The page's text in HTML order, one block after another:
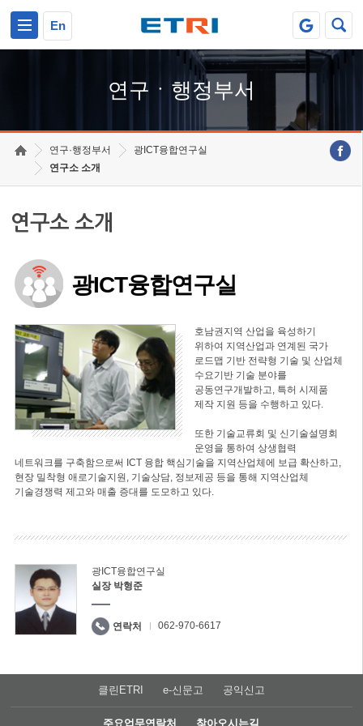
En
연구ㆍ행정부서
연구·행정부서
광ICT융합연구실
연구소 소개
연구소 소개
광ICT융합연구실
호남권지역 산업을 육성하기
위하여 지역산업과 연계된 국가
로드맵 기반 전략형 기술 및 산업체
수요기반 기술 분야를
공동연구개발하고, 특허 시제품
제작 지원 등을 수행하고 있다.
또한 기술교류회 및 신기술설명회
운영을 통하여 상생협력
네트워크를 구축함으로써 ICT 융합 핵심기술을 지역산업체에 보급 확산하고,
현장 밀착형 애로기술지원, 기술상담, 정보제공 등을 통해 지역산업체
기술경쟁력 제고와 매출 증대를 도모하고 있다.
광ICT융합연구실
실장 박형준
연락처 062-970-6617
클린ETRI e-신문고 공익신고
주요업무연락처 찾아오시는길